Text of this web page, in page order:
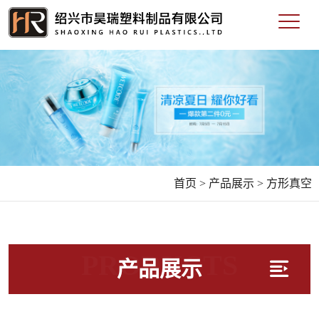
首页 > 产品展示 > 方形真空
产品展示
PRODUCTS